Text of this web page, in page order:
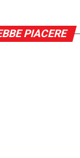
PIACERE